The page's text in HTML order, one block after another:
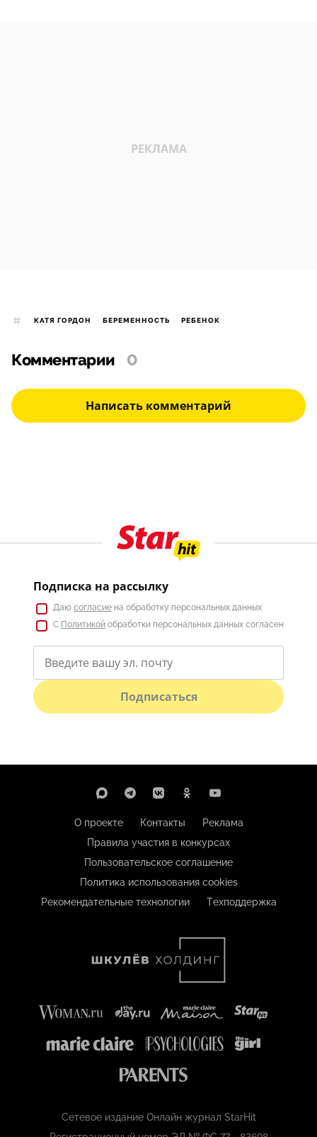
КАТЯ ГОРДОН БЕРЕМЕННОСТЬ РЕБЕНОК
Комментарии 0
Написать комментарий
Подписка на рассылку
Даю согласие на обработку персональных данных
С Политикой обработки персональных данных согласен
Подписаться
О проекте Контакты
Реклама
Правила участия в конкурсах
Пользовательское соглашение
Политика использования cookies
Рекомендательные технологии
Техподдержка
Сетевое издание Онлайн журнал StarHit